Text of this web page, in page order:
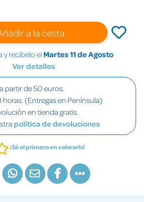
a la cesta
y recíbelo el Martes 11 de Agosto
Ver detalles
partir de 50 euros.
horas. (Entregas en Península)
en tienda gratis.
política de devoluciones
¡Sé el primero en valorarlo!